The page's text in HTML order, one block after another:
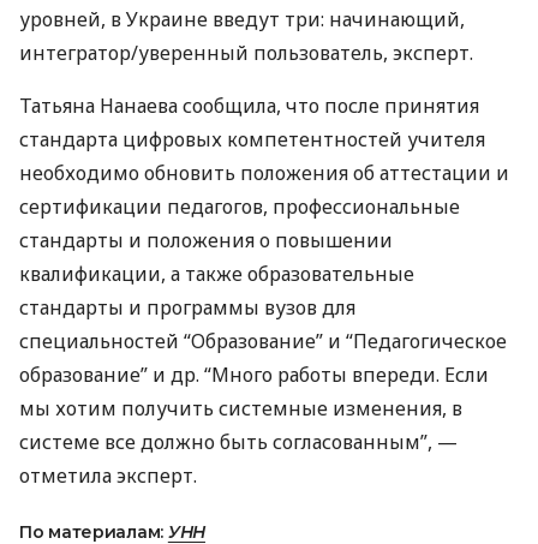
уровней, в Украине введут три: начинающий,
интегратор/уверенный пользователь, эксперт.
Татьяна Нанаева сообщила, что после принятия
стандарта цифровых компетентностей учителя
необходимо обновить положения об аттестации и
сертификации педагогов, профессиональные
стандарты и положения о повышении
квалификации, а также образовательные
стандарты и программы вузов для
специальностей “Образование” и “Педагогическое
образование” и др. “Много работы впереди. Если
мы хотим получить системные изменения, в
системе все должно быть согласованным”, —
отметила эксперт.
По материалам: УНН